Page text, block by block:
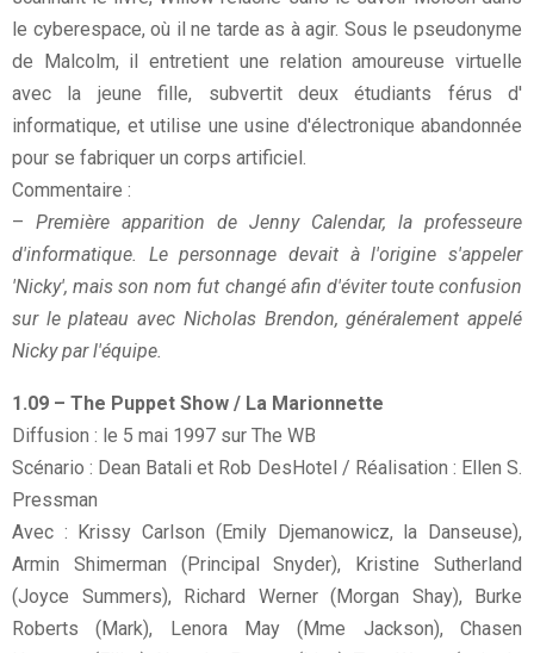
le cyberespace, où il ne tarde as à agir. Sous le pseudonyme
de Malcolm, il entretient une relation amoureuse virtuelle
avec la jeune fille, subvertit deux étudiants férus d'
informatique, et utilise une usine d'électronique abandonnée
pour se fabriquer un corps artificiel.
Commentaire :
– Première apparition de Jenny Calendar, la professeure
d'informatique. Le personnage devait à l'origine s'appeler
'Nicky', mais son nom fut changé afin d'éviter toute confusion
sur le plateau avec Nicholas Brendon, généralement appelé
Nicky par l'équipe.
1.09 – The Puppet Show / La Marionnette
Diffusion : le 5 mai 1997 sur The WB
Scénario : Dean Batali et Rob DesHotel / Réalisation : Ellen S.
Pressman
Avec : Krissy Carlson (Emily Djemanowicz, la Danseuse),
Armin Shimerman (Principal Snyder), Kristine Sutherland
(Joyce Summers), Richard Werner (Morgan Shay), Burke
Roberts (Mark), Lenora May (Mme Jackson), Chasen